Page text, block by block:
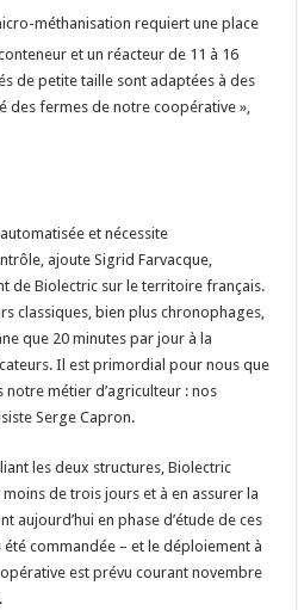
méthanisation requiert une place
et un réacteur de 11 à 16
de petite taille sont adaptées à des
des fermes de notre coopérative »,
et nécessite
ajoute Sigrid Farvacque,
de Biolectric sur le territoire français.
classiques, bien plus chronophages,
que 20 minutes par jour à la
Il est primordial pour nous que
métier d’agriculteur : nos
Serge Capron.
les deux structures, Biolectric
moins de trois jours et à en assurer la
aujourd’hui en phase d’étude de ces
été commandée – et le déploiement à
est prévu courant novembre